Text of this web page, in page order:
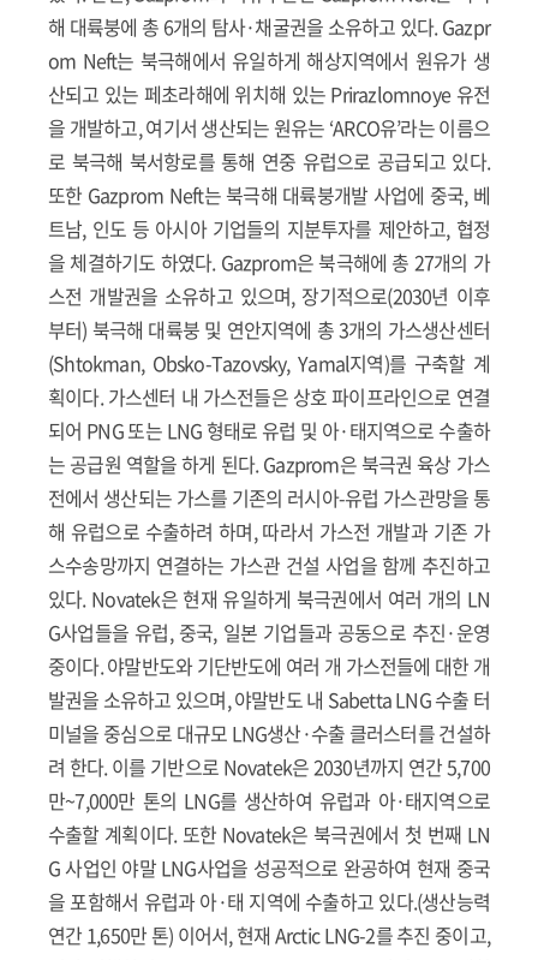
해 대륙붕에 총 6개의 탐사·채굴권을 소유하고 있다. Gazpr
om Neft는 북극해에서 유일하게 해상지역에서 원유가 생
산되고 있는 페초라해에 위치해 있는 Prirazlomnoye 유전
을 개발하고, 여기서 생산되는 원유는 ‘ARCO유’라는 이름으
로 북극해 북서항로를 통해 연중 유럽으로 공급되고 있다.
또한 Gazprom Neft는 북극해 대륙붕개발 사업에 중국, 베
트남, 인도 등 아시아 기업들의 지분투자를 제안하고, 협정
을 체결하기도 하였다. Gazprom은 북극해에 총 27개의 가
스전 개발권을 소유하고 있으며, 장기적으로(2030년 이후
부터) 북극해 대륙붕 및 연안지역에 총 3개의 가스생산센터
(Shtokman, Obsko-Tazovsky, Yamal지역)를 구축할 계
획이다. 가스센터 내 가스전들은 상호 파이프라인으로 연결
되어 PNG 또는 LNG 형태로 유럽 및 아·태지역으로 수출하
는 공급원 역할을 하게 된다. Gazprom은 북극권 육상 가스
전에서 생산되는 가스를 기존의 러시아-유럽 가스관망을 통
해 유럽으로 수출하려 하며, 따라서 가스전 개발과 기존 가
스수송망까지 연결하는 가스관 건설 사업을 함께 추진하고
있다. Novatek은 현재 유일하게 북극권에서 여러 개의 LN
G사업들을 유럽, 중국, 일본 기업들과 공동으로 추진·운영
중이다. 야말반도와 기단반도에 여러 개 가스전들에 대한 개
발권을 소유하고 있으며, 야말반도 내 Sabetta LNG 수출 터
미널을 중심으로 대규모 LNG생산·수출 클러스터를 건설하
려 한다. 이를 기반으로 Novatek은 2030년까지 연간 5,700
만~7,000만 톤의 LNG를 생산하여 유럽과 아·태지역으로
수출할 계획이다. 또한 Novatek은 북극권에서 첫 번째 LN
G 사업인 야말 LNG사업을 성공적으로 완공하여 현재 중국
을 포함해서 유럽과 아·태 지역에 수출하고 있다.(생산능력
연간 1,650만 톤) 이어서, 현재 Arctic LNG-2를 추진 중이고,